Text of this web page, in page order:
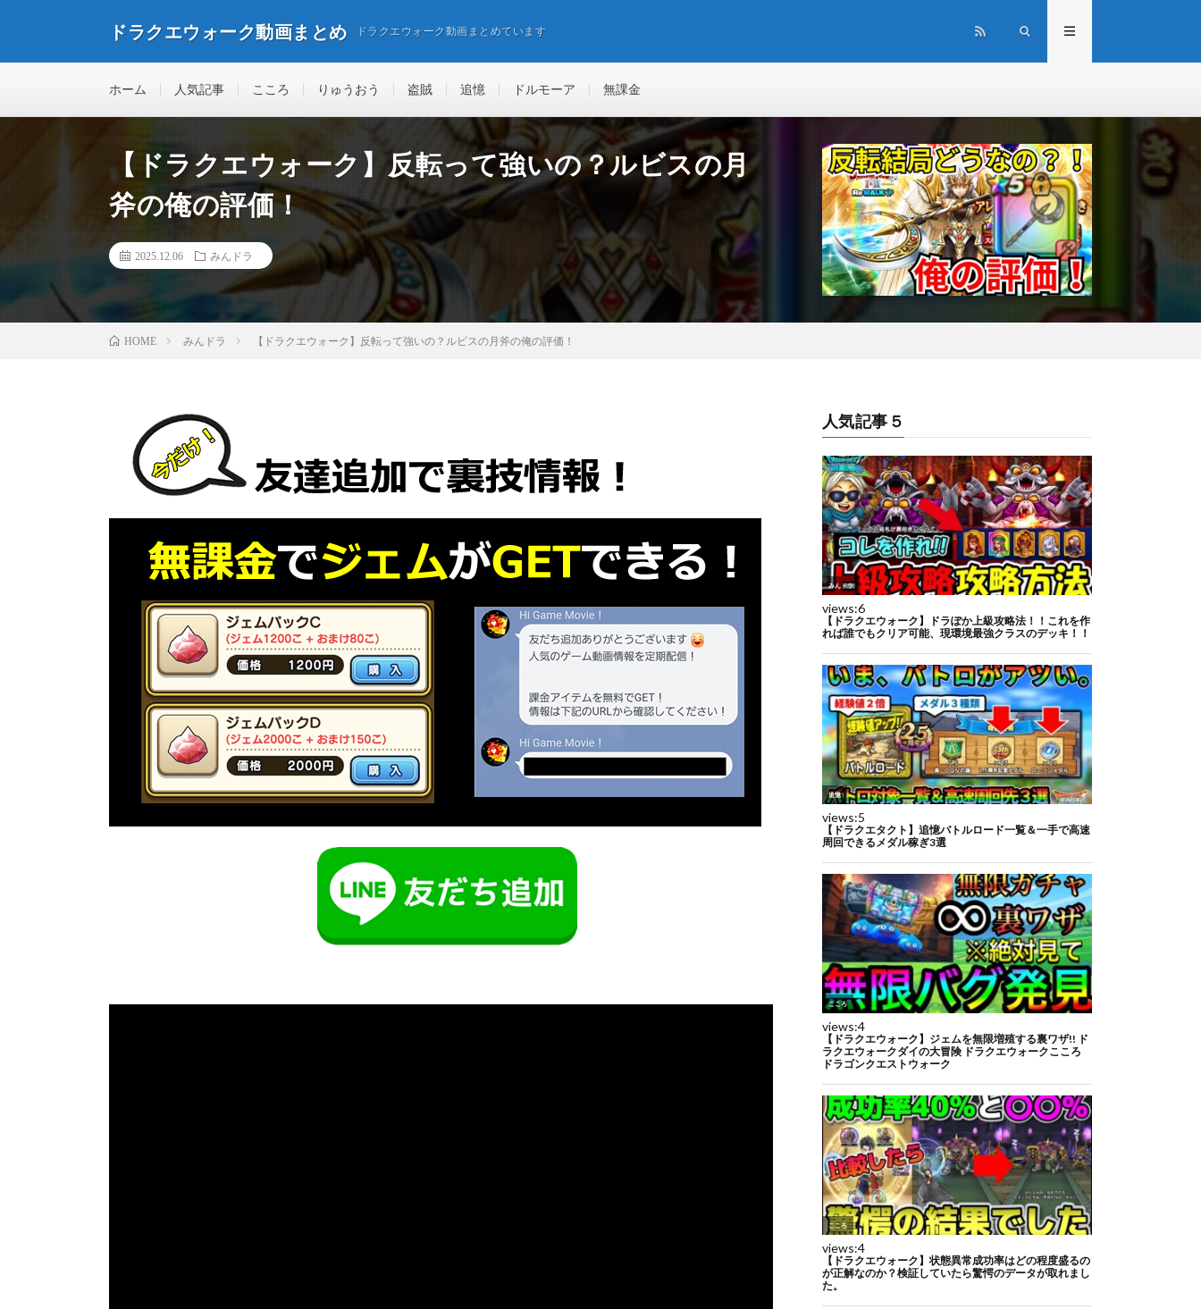
ドラクエウォーク動画まとめ ドラクエウォーク動画まとめています
ホーム 人気記事 こころ りゅうおう 盗賊 追憶 ドルモーア 無課金
【ドラクエウォーク】反転って強いの？ルビスの月
斧の俺の評価！
2025.12.06 みんドラ
HOME みんドラ 【ドラクエウォーク】反転って強いの？ルビスの月斧の俺の評価！
人気記事５